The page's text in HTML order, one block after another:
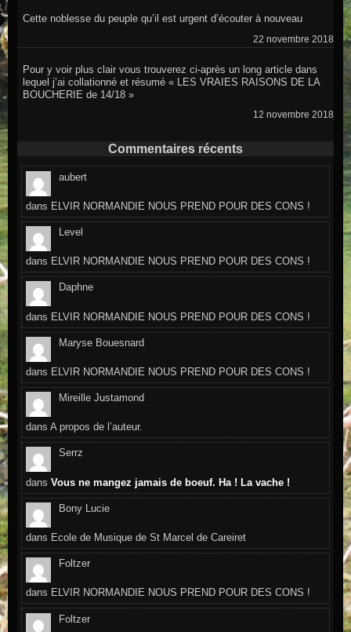
Cette noblesse du peuple qu’il est urgent d’écouter à nouveau
22 novembre 2018
Pour y voir plus clair vous trouverez ci-après un long article dans
lequel j’ai collationné et résumé « LES VRAIES RAISONS DE LA
BOUCHERIE de 14/18 »
12 novembre 2018
Commentaires récents
aubert
dans ELVIR NORMANDIE NOUS PREND POUR DES CONS !
Level
dans ELVIR NORMANDIE NOUS PREND POUR DES CONS !
Daphne
dans ELVIR NORMANDIE NOUS PREND POUR DES CONS !
Maryse Bouesnard
dans ELVIR NORMANDIE NOUS PREND POUR DES CONS !
Mireille Justamond
dansA propos de l’auteur.
Serrz
dansVous ne mangez jamais de boeuf. Ha ! La vache !
Bony Lucie
dans Ecole de Musique de St Marcel de Careiret
Foltzer
dans ELVIR NORMANDIE NOUS PREND POUR DES CONS !
Foltzer